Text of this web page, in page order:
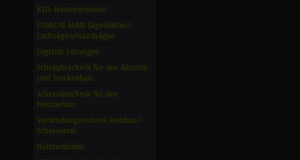
KEIL Hammerbohrer
LIDAC/­G-MAN Sägeblätter/­
Lochsägen/­Handsägen
Logistik Lösungen
Schraubtechnik für den Akustik-
und Trockenbau
Schraubtechnik für den
Fensterbau
Verbindungstechnik Holzbau/­
Schreinerei
Holzverbinder